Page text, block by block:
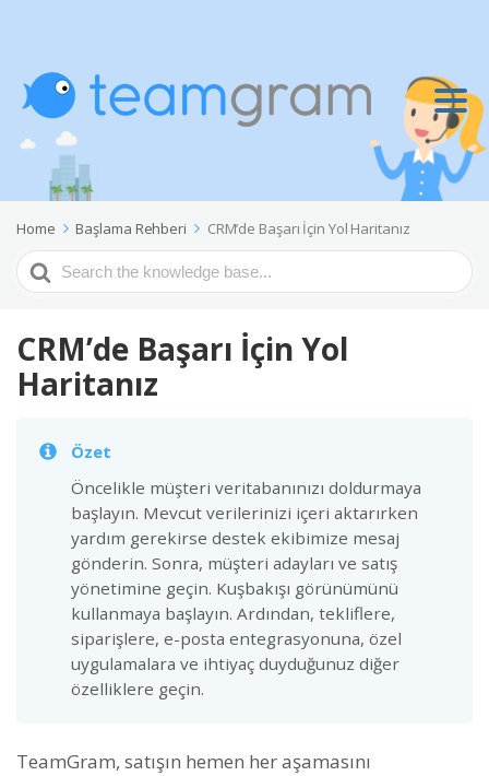
Home Başlama Rehberi CRM’de Başarı İçin Yol Haritanız
Search
For
CRM’de Başarı İçin Yol
Haritanız
Özet
Öncelikle müşteri veritabanınızı doldurmaya
başlayın. Mevcut verilerinizi içeri aktarırken
yardım gerekirse destek ekibimize mesaj
gönderin. Sonra, müşteri adayları ve satış
yönetimine geçin. Kuşbakışı görünümünü
kullanmaya başlayın. Ardından, tekliflere,
siparişlere, e-posta entegrasyonuna, özel
uygulamalara ve ihtiyaç duyduğunuz diğer
özelliklere geçin.
TeamGram, satışın hemen her aşamasını